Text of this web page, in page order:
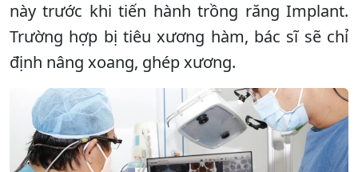
này trước khi tiến hành trồng răng Implant.
Trường hợp bị tiêu xương hàm, bác sĩ sẽ chỉ
định nâng xoang, ghép xương.